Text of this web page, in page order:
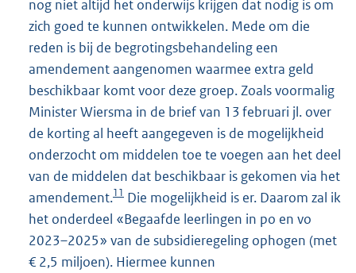
nog niet altijd het onderwijs krijgen dat nodig is om
zich goed te kunnen ontwikkelen. Mede om die
reden is bij de begrotingsbehandeling een
amendement aangenomen waarmee extra geld
beschikbaar komt voor deze groep. Zoals voormalig
Minister Wiersma in de brief van 13 februari jl. over
de korting al heeft aangegeven is de mogelijkheid
onderzocht om middelen toe te voegen aan het deel
van de middelen dat beschikbaar is gekomen via het
amendement.11 Die mogelijkheid is er. Daarom zal ik
het onderdeel «Begaafde leerlingen in po en vo
2023–2025» van de subsidieregeling ophogen (met
€ 2,5 miljoen). Hiermee kunnen